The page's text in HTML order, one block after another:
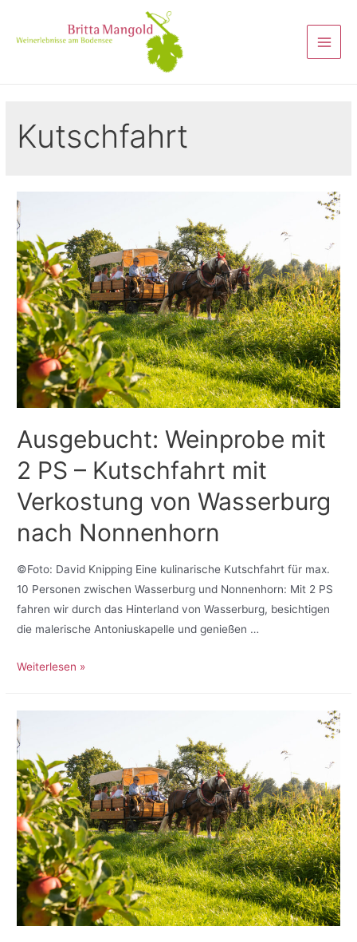
Kutschfahrt
Ausgebucht: Weinprobe mit
2 PS – Kutschfahrt mit
Verkostung von Wasserburg
nach Nonnenhorn
©Foto: David Knipping Eine kulinarische Kutschfahrt für max.
10 Personen zwischen Wasserburg und Nonnenhorn: Mit 2 PS
fahren wir durch das Hinterland von Wasserburg, besichtigen
die malerische Antoniuskapelle und genießen …
Weiterlesen »